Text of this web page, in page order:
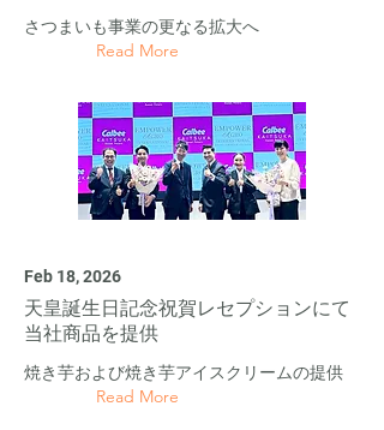
さつまいも事業の更なる拡大へ
Read More
Feb 18, 2026
天皇誕生日記念祝賀レセプションにて
当社商品を提供
焼き芋および焼き芋アイスクリームの提供
Read More